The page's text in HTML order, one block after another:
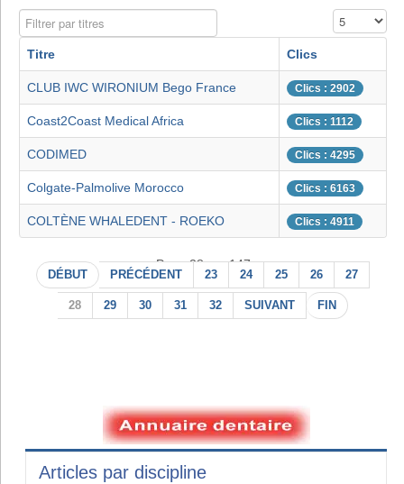
Filtrer par titres Affichage #
Titre Clics
CLUB IWC WIRONIUM Bego France Clics : 2902
Coast2Coast Medical Africa Clics : 1112
CODIMED Clics : 4295
Colgate-Palmolive Morocco Clics : 6163
COLTÈNE WHALEDENT - ROEKO Clics : 4911
Page 28 sur 147
DÉBUT PRÉCÉDENT 23 24 25 26 27
28 29 30 31 32 SUIVANT FIN
Articles par discipline